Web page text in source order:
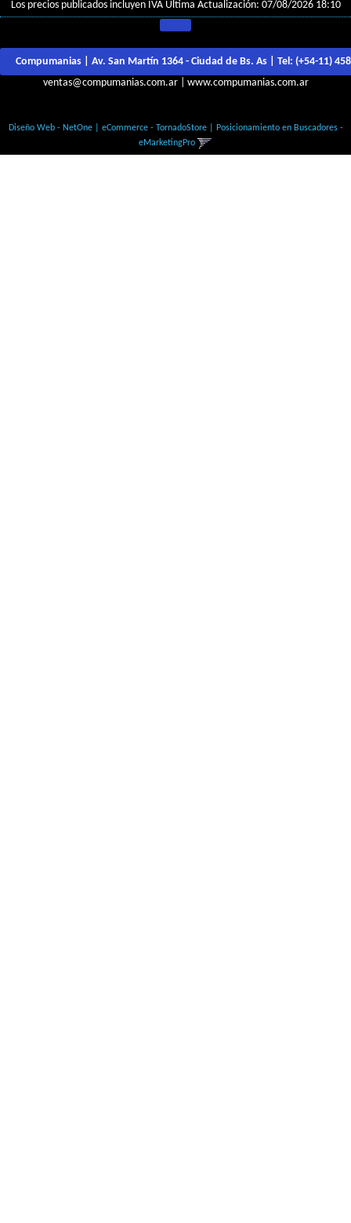
Los precios publicados incluyen IVA Última Actualización: 07/08/2026 18:10
Compumanias | Av. San Martín 1364 - Ciudad de Bs. As | Tel: (+54-11)
ventas@compumanias.com.ar| www.compumanias.com.ar
Diseño Web - NetOne| eCommerce - TornadoStore| Posicionamiento en Buscadores -
eMarketingPro